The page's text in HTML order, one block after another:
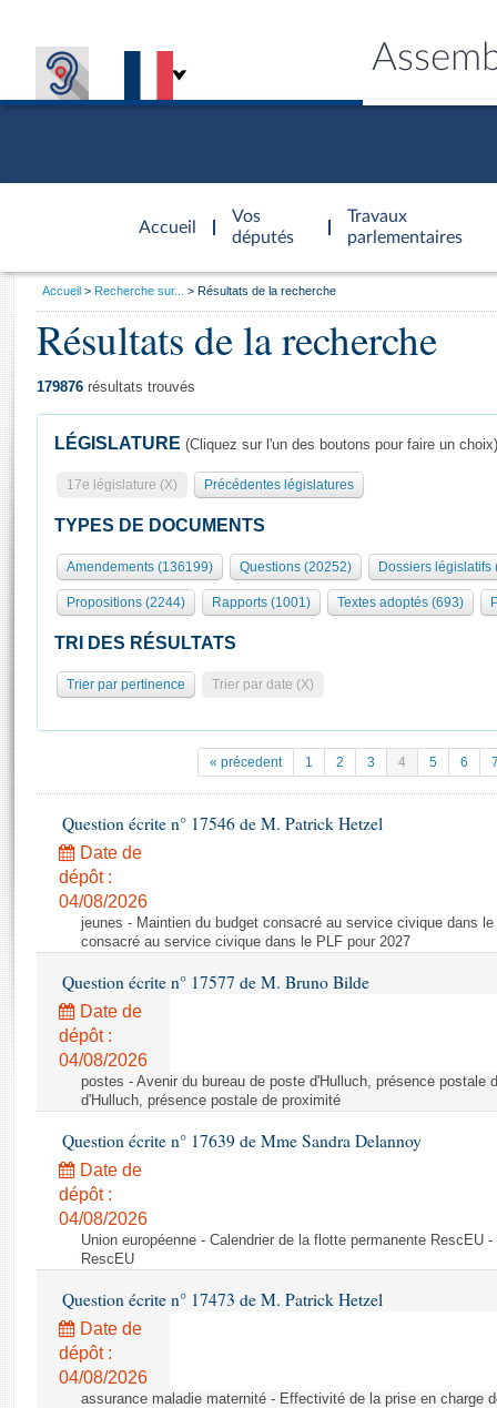
Accueil
d'accueil
Vos
députés
Travaux
parlementaires
Présidence
577 députés
Groupes politiques
Séance publique
Commissions et autres organes
Europe et International
Pétitions
Projets de loi
Propositions de loi
Amendements
Textes adoptés
Rapports législatifs
Rapports sur l'application des lois
Baromètre de l’application des lois
Dossiers législatifs
Budget et sécurité sociale
Questions écrites et orales
Comptes rendus des débats
Général
Rôle et pouvoirs de l'Assemblée
Organisation de l'Assemblée
Présidence Conférence des Présidents Bureau Collège des
Statistiques et chiffres clés
Documents de référence
( Constitution | Règlement de l'Assemblée ... )
Histoire
Juniors
Anciennes législatures
Visiter l'Assemblée
Visite virtuelle du palais Bourbon
Assister à une séance
Contacts et plan d'accès
Photos libres de droit
Vous
Accueil Recherche sur... Résultats de la recherche
Résultats de la recherche
179876 résultats trouvés
LÉGISLATURE (Cliquez sur l'un des boutons pour faire un choix)
17e législature (X) Précédentes législatures
TYPES DE DOCUMENTS
Amendements (136199) Questions (20252) Dossiers législatifs
Propositions (2244) Rapports (1001) Textes adoptés (693)
TRI DES RÉSULTATS
Trier par pertinence Trier par date (X)
« précedent 1 2 3 4 5 6
Question écrite n° 17546 de M. Patrick Hetzel
Date de
dépôt :
04/08/2026
jeunes - Maintien du budget consacré au service civique dans
consacré au service civique dans le PLF pour 2027
Question écrite n° 17577 de M. Bruno Bilde
Date de
dépôt :
04/08/2026
postes - Avenir du bureau de poste d'Hulluch, présence postale
d'Hulluch, présence postale de proximité
Question écrite n° 17639 de Mme Sandra Delannoy
Date de
dépôt :
04/08/2026
Union européenne - Calendrier de la flotte permanente RescEU
RescEU
Question écrite n° 17473 de M. Patrick Hetzel
Date de
dépôt :
04/08/2026
assurance maladie maternité - Effectivité de la prise en charge